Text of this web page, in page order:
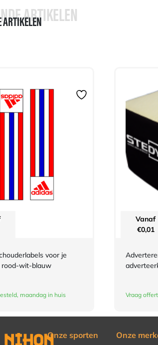
ARTIKELEN
ARTIKELEN
voor je
rood-wit-blauw
maandag in huis
Vanaf
€0,01
Vraag
Onze sporten Onze